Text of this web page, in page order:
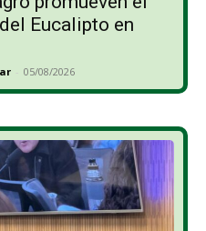
Eucalipto en
- 05/08/2026